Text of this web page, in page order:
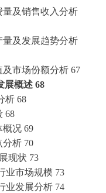
量及销售收入分析
量及发展趋势分析
及市场份额分析 67
展概述 68
析 68
68
概况 69
分析 70
现状 73
业市场规模 73
业发展分析 74